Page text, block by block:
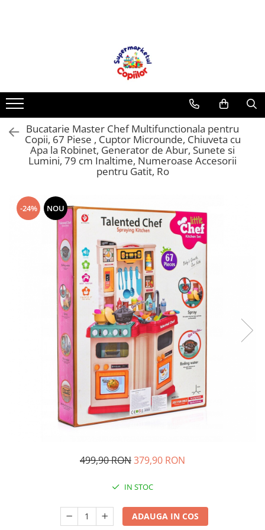
Accesorii pentru petrecere
Baloane
Mobila gradina & terasa
Piscine
Gaming, Carti & Birotica
Activitati extracurriculare
Povesti pentru copii
Carti de Povesti pentru Copii
Rechizite si papetarie pentru copii
Creioane colorate si carioci
Ghiozdane si genti
Harti de perete si globuri
Librarie online
Manuale si auxiliare scolare
Birotica & Papetarie
Jucarii, Copii & Bebe
Aparate aerosoli copii
Creme si lotiuni de corp copii
Olite si reductoare WC
Bucatarie Master Chef Multifunctionala pentru
Copii, 67 Piese , Cuptor Microunde, Chiuveta cu
Apa la Robinet, Generator de Abur, Sunete si
Lumini, 79 cm Inaltime, Numeroase Accesorii
pentru Gatit, Ro
-24% NOU
499,90 RON379,90 RON
IN STOC
ADAUGA IN COS